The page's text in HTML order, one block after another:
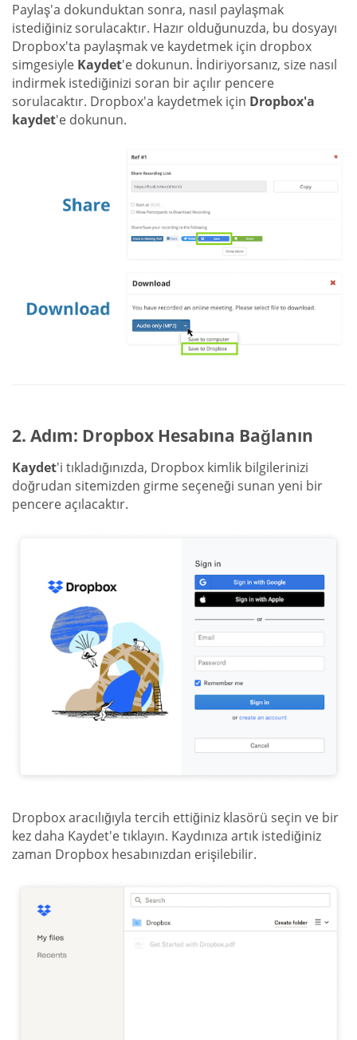
Paylaş'a dokunduktan sonra, nasıl paylaşmak
istediğiniz sorulacaktır. Hazır olduğunuzda, bu dosyayı
Dropbox'ta paylaşmak ve kaydetmek için dropbox
simgesiyle Kaydet'e dokunun. İndiriyorsanız, size nasıl
indirmek istediğinizi soran bir açılır pencere
sorulacaktır. Dropbox'a kaydetmek için Dropbox'a
kaydet'e dokunun.
2. Adım: Dropbox Hesabına Bağlanın
Kaydet'i tıkladığınızda, Dropbox kimlik bilgilerinizi
doğrudan sitemizden girme seçeneği sunan yeni bir
pencere açılacaktır.
Dropbox aracılığıyla tercih ettiğiniz klasörü seçin ve bir
kez daha Kaydet'e tıklayın. Kaydınıza artık istediğiniz
zaman Dropbox hesabınızdan erişilebilir.